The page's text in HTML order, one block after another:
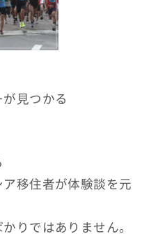
見つかる
移住者が体験談を元
りではありません。